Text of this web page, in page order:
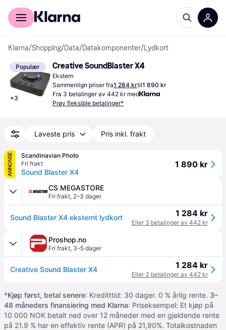
For kunder
Klarna/Shopping/Data/Datakomponenter/Lydkort
Populær
+3
Creative SoundBlaster X4
Ekstern
Sammenlign priser fra1 284 krtil1 890 kr
Fra 3 betalinger av 442 kr med
Prøv fleksible betalinger*
Laveste pris Pris inkl. frakt
ANNONSE
Scandinavian Photo
Fri frakt
Sound Blaster X4
1 890 kr
CS MEGASTORE
Fri frakt, 2–3 dager
Sound Blaster X4 eksternt lydkort 1 284 kr
Eller 3 betalinger av 442 kr
Proshop.no
Fri frakt, 3–5 dager
Creative Sound Blaster X4 1 284 kr
Eller 3 betalinger av 442 kr
*Kjøp først, betal senere: Kreditttid: 30 dager. 0 % årlig rente. 3–
48 måneders finansiering med Klarna: Priseksempel: Et kjøp på
10 000 NOK betalt ned over 12 måneder med en gjeldende rente
på 21.9 % har en effektiv rente (APR) på 21,90%. Totalkostnaden